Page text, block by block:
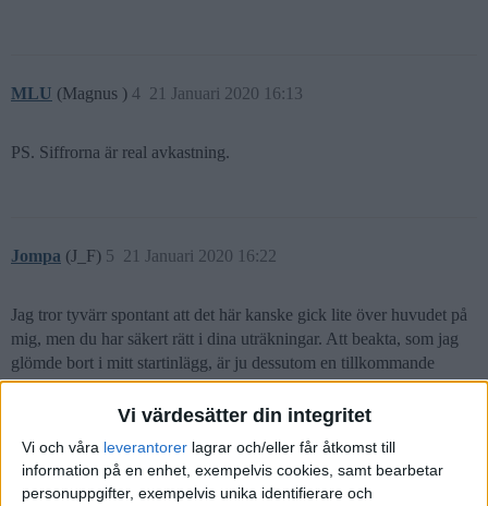
Vi värdesätter din integritet
Vi och våra leverantorer lagrar och/eller får åtkomst till
information på en enhet, exempelvis cookies, samt bearbetar
personuppgifter, exempelvis unika identifierare och
MLU (Magnus ) 21 Januari 2020 16:13
4
PS. Siffrorna är real avkastning.
Jompa (J_F) 21 Januari 2020 16:22
5
Jag tror tyvärr spontant att det här kanske gick lite över huvudet på
mig, men du har säkert rätt i dina uträkningar. Att beakta, som jag
glömde bort i mitt startinlägg, är ju dessutom en tillkommande
kostnad i form av förvaltningsavgift på räntefonden man väljer att
investera i. Är rika tillsammans portföljer obelånade? För annars har
Jan har pratat tidigare om att han försöker hålla en 30-40%